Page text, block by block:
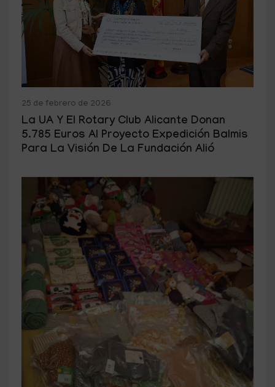
25 de febrero de 2026
La UA Y El Rotary Club Alicante Donan
5.785 Euros Al Proyecto Expedición Balmis
Para La Visión De La Fundación Alió